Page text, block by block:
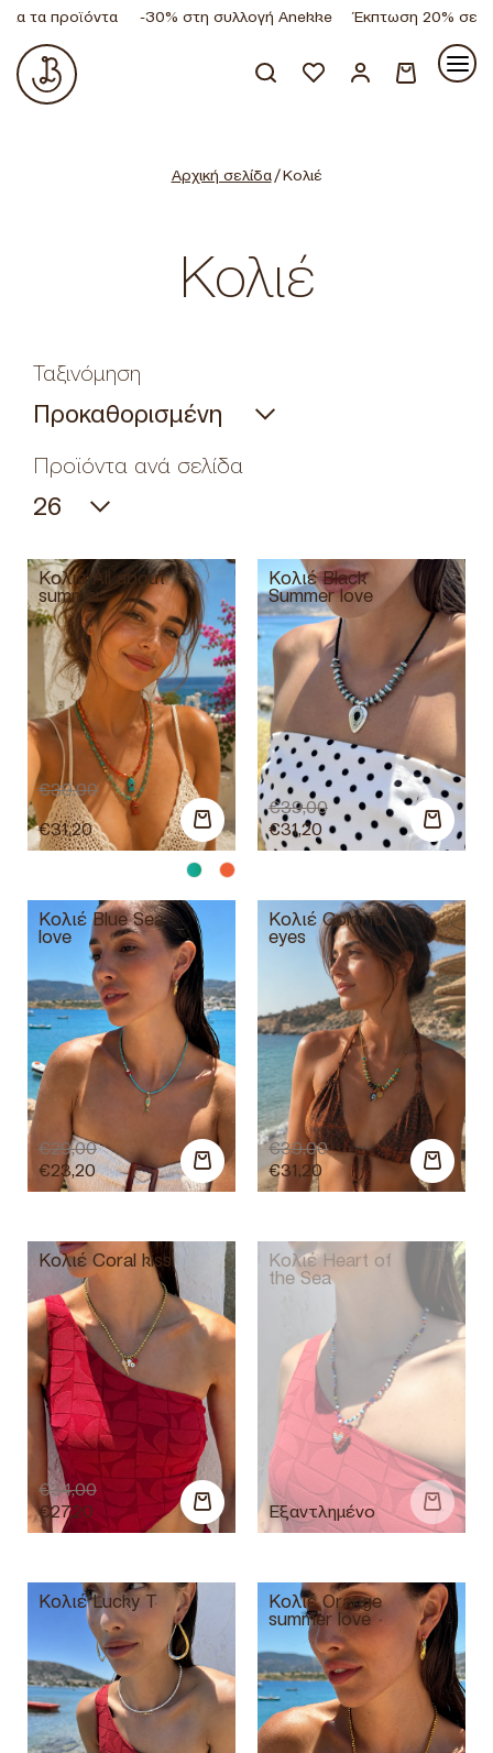
προϊόντα -30% στη συλλογή Anekke Έκπτωση 20% σε όλα
Αρχική σελίδα/ Κολιέ
Κολιέ
Ταξινόμηση
Προϊόντα ανά σελίδα
Κολιέ All about
summer
€39,00
€31,20
Κολιέ Black
Summer love
€39,00
€31,20
Κολιέ Blue Sea
love
€29,00
€23,20
Κολιέ Colorful
eyes
€39,00
€31,20
Κολιέ Coral kiss
€34,00
€27,20
Κολιέ Heart of
the Sea
Κολιέ Lucky T Κολιέ Orange
summer love